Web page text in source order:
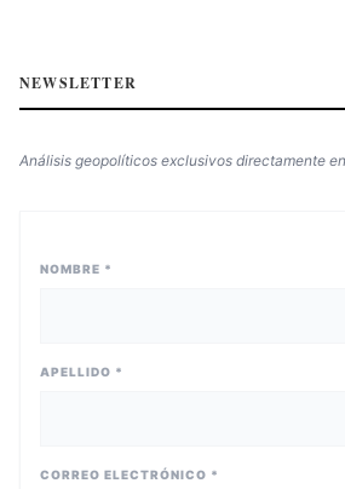
NEWSLETTER
Análisis geopolíticos exclusivos directamente
NOMBRE *
APELLIDO *
CORREO ELECTRÓNICO *